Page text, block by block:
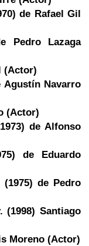
de Rafael Gil
Pedro Lazaga
(Actor)
Agustín Navarro
(Actor)
de Alfonso
de Eduardo
de Pedro
Santiago
Moreno (Actor)